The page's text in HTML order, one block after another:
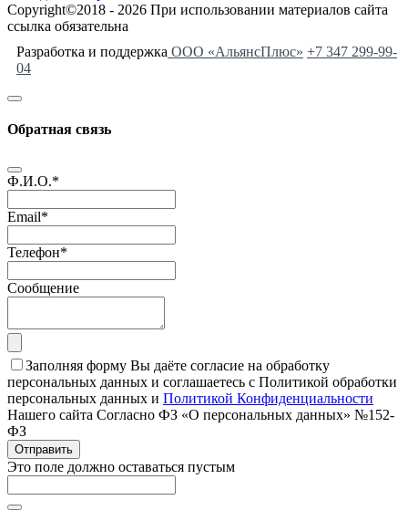
Copyright©2018 - 2026 При использовании материалов сайта
ссылка обязательна
Разработка и поддержка ООО «АльянсПлюс» +7 347 299-99-
04
Обратная связь
Ф.И.О.*
Email*
Телефон*
Сообщение
Заполняя форму Вы даёте согласие на обработку
персональных данных и соглашаетесь с Политикой обработки
персональных данных и Политикой Конфиденциальности
Нашего сайта Согласно ФЗ «О персональных данных» №152-
ФЗ
Отправить
Это поле должно оставаться пустым